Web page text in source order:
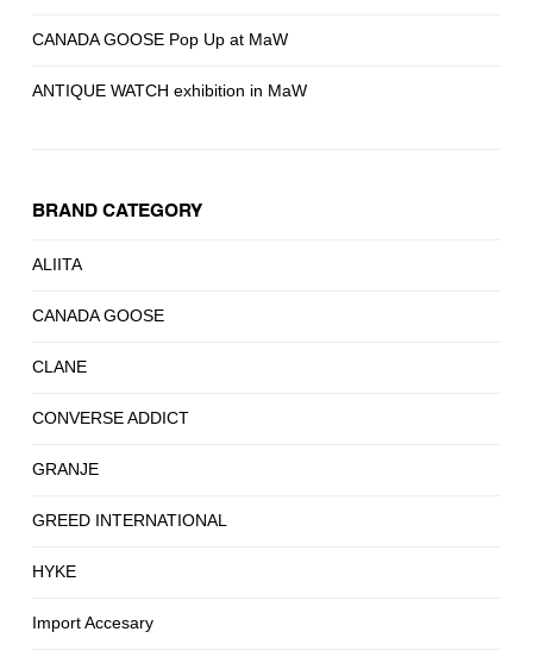
CANADA GOOSE Pop Up at MaW
ANTIQUE WATCH exhibition in MaW
BRAND CATEGORY
ALIITA
CANADA GOOSE
CLANE
CONVERSE ADDICT
GRANJE
GREED INTERNATIONAL
HYKE
Import Accesary